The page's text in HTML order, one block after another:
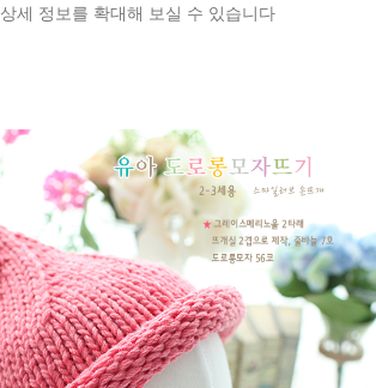
상세 정보를 확대해 보실 수 있습니다